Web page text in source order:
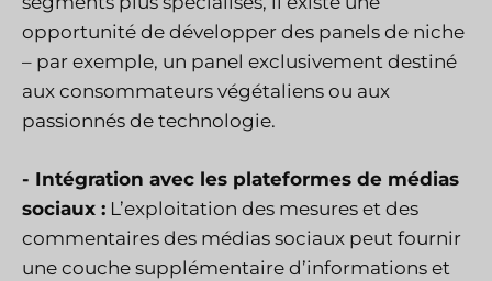
opportunité de développer des panels de niche
– par exemple, un panel exclusivement destiné
aux consommateurs végétaliens ou aux
passionnés de technologie.
- Intégration avec les plateformes de médias
sociaux : L’exploitation des mesures et des
commentaires des médias sociaux peut fournir
une couche supplémentaire d’informations et